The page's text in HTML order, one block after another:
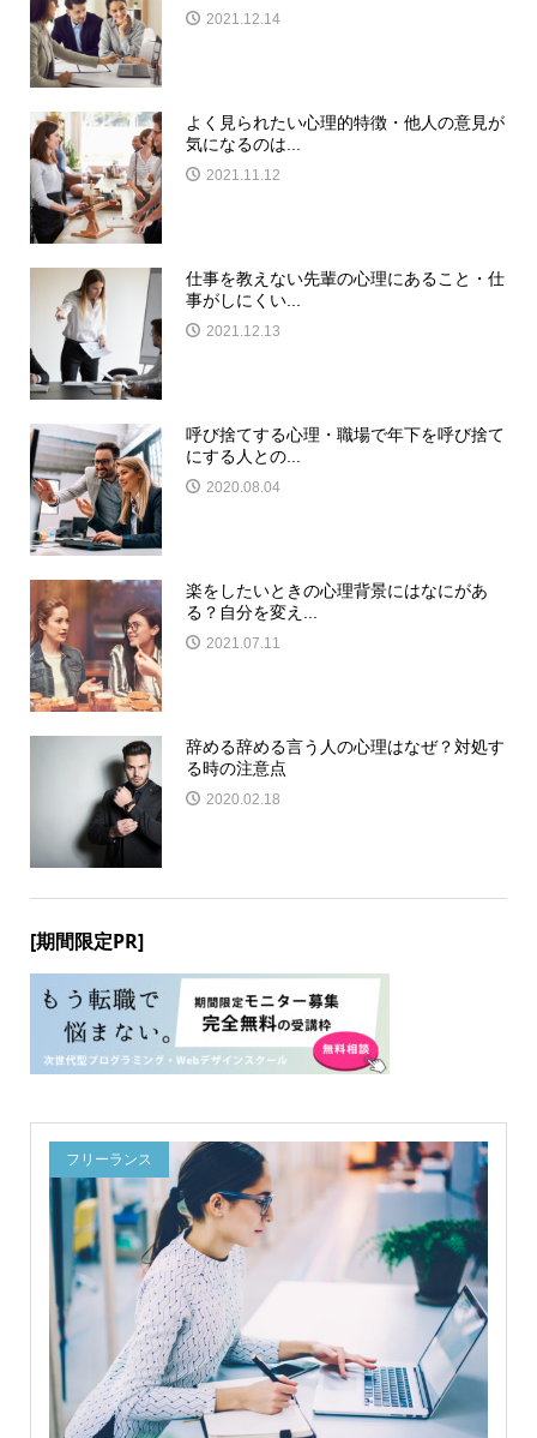
2021.12.14
よく見られたい心理的特徴・他人の意見が
気になるのは...
2021.11.12
仕事を教えない先輩の心理にあること・仕
事がしにくい...
2021.12.13
呼び捨てする心理・職場で年下を呼び捨て
にする人との...
2020.08.04
楽をしたいときの心理背景にはなにがあ
る？自分を変え...
2021.07.11
辞める辞める言う人の心理はなぜ？対処す
る時の注意点
2020.02.18
[期間限定PR]
フリーランス